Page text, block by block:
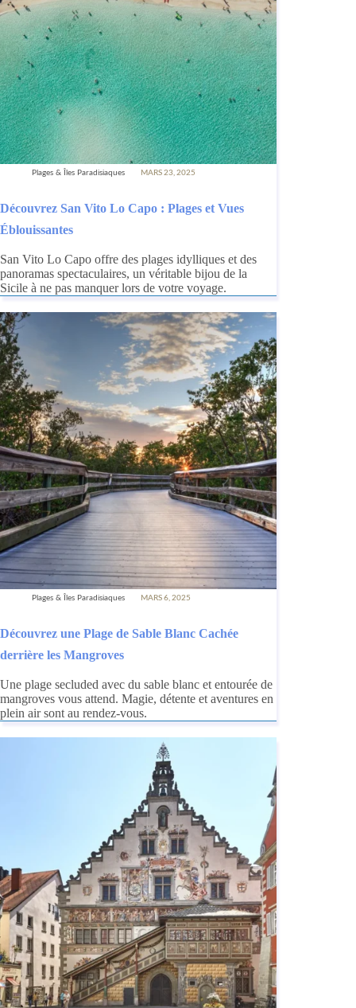
Plages & Îles Paradisiaques MARS 23, 2025
Découvrez San Vito Lo Capo : Plages et Vues
Éblouissantes
San Vito Lo Capo offre des plages idylliques et des
panoramas spectaculaires, un véritable bijou de la
Sicile à ne pas manquer lors de votre voyage.
Plages & Îles Paradisiaques MARS 6, 2025
Découvrez une Plage de Sable Blanc Cachée
derrière les Mangroves
Une plage secluded avec du sable blanc et entourée de
mangroves vous attend. Magie, détente et aventures en
plein air sont au rendez-vous.